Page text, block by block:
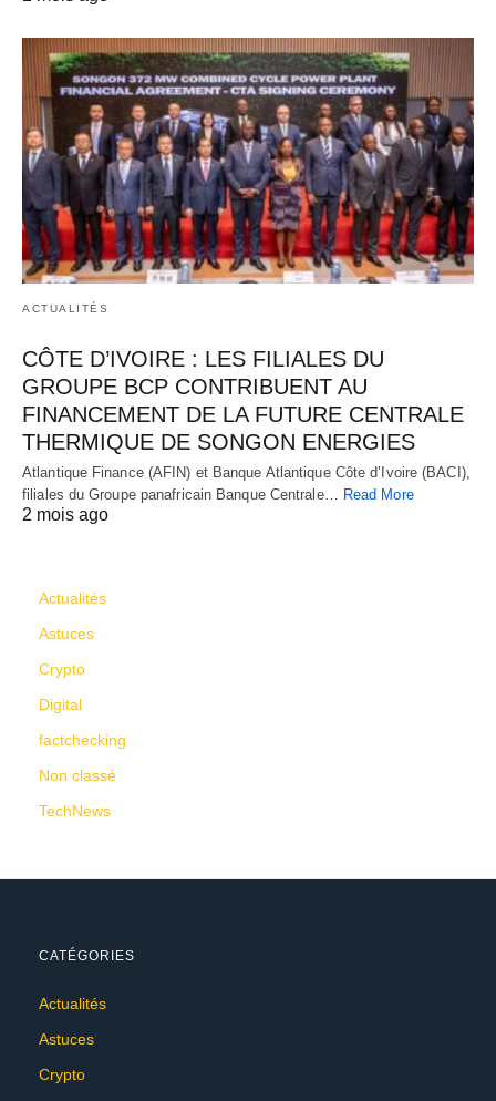
ACTUALITÉS
CÔTE D’IVOIRE : LES FILIALES DU
GROUPE BCP CONTRIBUENT AU
FINANCEMENT DE LA FUTURE CENTRALE
THERMIQUE DE SONGON ENERGIES
Atlantique Finance (AFIN) et Banque Atlantique Côte d’Ivoire (BACI),
filiales du Groupe panafricain Banque Centrale… Read More
2 mois ago
Actualités
Astuces
Crypto
Digital
factchecking
Non classé
TechNews
CATÉGORIES
Actualités
Astuces
Crypto